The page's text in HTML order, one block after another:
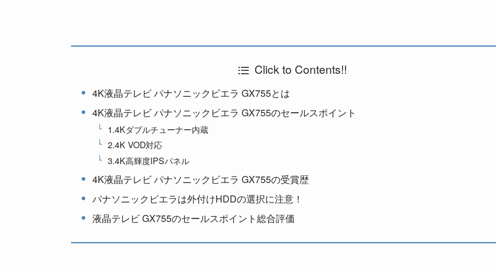
Click to Contents!!
4K液晶テレビ パナソニックビエラ GX755とは
4K液晶テレビ パナソニックビエラ GX755のセールスポイント
1.4Kダブルチューナー内蔵
2.4K VOD対応
3.4K高輝度IPSパネル
4K液晶テレビ パナソニックビエラ GX755の受賞歴
パナソニックビエラは外付けHDDの選択に注意！
液晶テレビ GX755のセールスポイント総合評価